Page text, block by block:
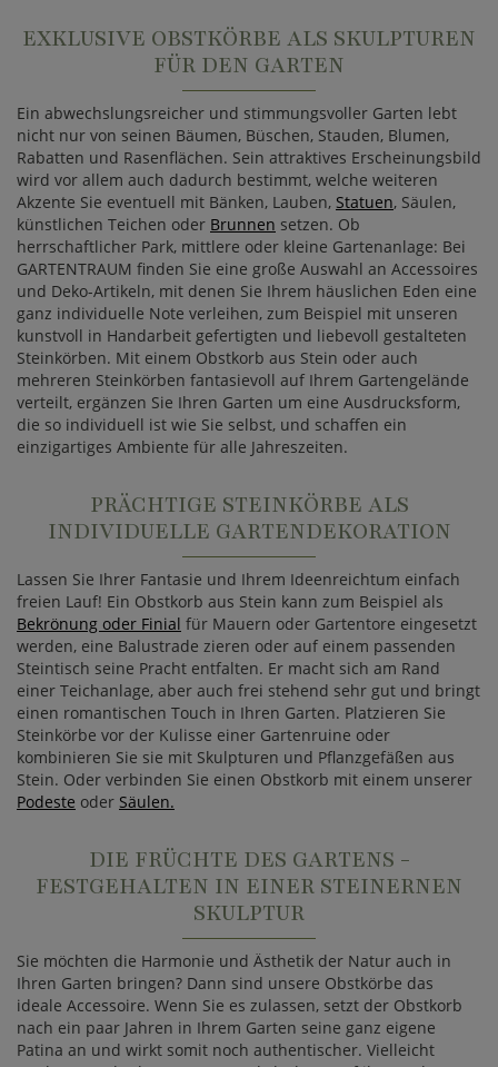
EXKLUSIVE OBSTKÖRBE ALS SKULPTUREN
FÜR DEN GARTEN
Ein abwechslungsreicher und stimmungsvoller Garten lebt
nicht nur von seinen Bäumen, Büschen, Stauden, Blumen,
Rabatten und Rasenflächen. Sein attraktives Erscheinungsbild
wird vor allem auch dadurch bestimmt, welche weiteren
Akzente Sie eventuell mit Bänken, Lauben, Statuen, Säulen,
künstlichen Teichen oder Brunnen setzen. Ob
herrschaftlicher Park, mittlere oder kleine Gartenanlage: Bei
GARTENTRAUM finden Sie eine große Auswahl an Accessoires
und Deko-Artikeln, mit denen Sie Ihrem häuslichen Eden eine
ganz individuelle Note verleihen, zum Beispiel mit unseren
kunstvoll in Handarbeit gefertigten und liebevoll gestalteten
Steinkörben. Mit einem Obstkorb aus Stein oder auch
mehreren Steinkörben fantasievoll auf Ihrem Gartengelände
verteilt, ergänzen Sie Ihren Garten um eine Ausdrucksform,
die so individuell ist wie Sie selbst, und schaffen ein
einzigartiges Ambiente für alle Jahreszeiten.
PRÄCHTIGE STEINKÖRBE ALS
INDIVIDUELLE GARTENDEKORATION
Lassen Sie Ihrer Fantasie und Ihrem Ideenreichtum einfach
freien Lauf! Ein Obstkorb aus Stein kann zum Beispiel als
Bekrönung oder Finial für Mauern oder Gartentore eingesetzt
werden, eine Balustrade zieren oder auf einem passenden
Steintisch seine Pracht entfalten. Er macht sich am Rand
einer Teichanlage, aber auch frei stehend sehr gut und bringt
einen romantischen Touch in Ihren Garten. Platzieren Sie
Steinkörbe vor der Kulisse einer Gartenruine oder
kombinieren Sie sie mit Skulpturen und Pflanzgefäßen aus
Stein. Oder verbinden Sie einen Obstkorb mit einem unserer
Podeste oder Säulen.
DIE FRÜCHTE DES GARTENS -
FESTGEHALTEN IN EINER STEINERNEN
SKULPTUR
Sie möchten die Harmonie und Ästhetik der Natur auch in
Ihren Garten bringen? Dann sind unsere Obstkörbe das
ideale Accessoire. Wenn Sie es zulassen, setzt der Obstkorb
nach ein paar Jahren in Ihrem Garten seine ganz eigene
Patina an und wirkt somit noch authentischer. Vielleicht